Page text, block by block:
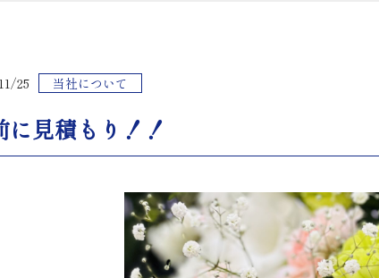
25 当社について
に見積もり！！